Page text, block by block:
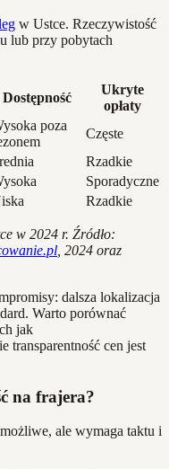
w Ustce. Rzeczywistość
lub przy pobytach
Dostępność
Ukryte
opłaty
poza
Częste
Rzadkie
Sporadyczne
Rzadkie
w 2024 r. Źródło:
, 2024 oraz
dalsza lokalizacja
Warto porównać
jak
transparentność cen jest
na frajera?
ale wymaga taktu i